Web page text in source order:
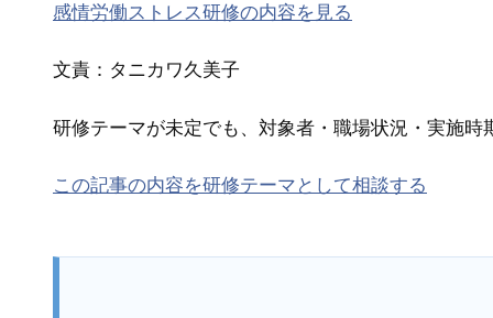
感情労働ストレス研修の内容を見る
文責：タニカワ久美子
研修テーマが未定でも、対象者・職場状況・実施時
この記事の内容を研修テーマとして相談する